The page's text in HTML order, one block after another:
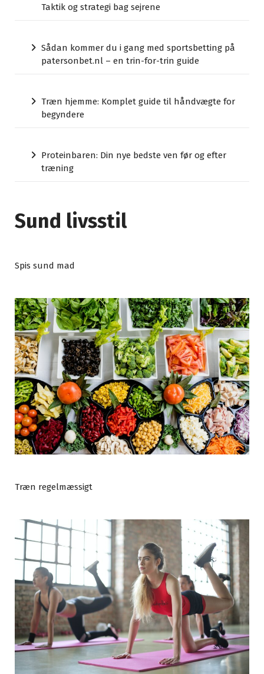
Taktik og strategi bag sejrene
Sådan kommer du i gang med sportsbetting på
patersonbet.nl – en trin-for-trin guide
Træn hjemme: Komplet guide til håndvægte for
begyndere
Proteinbaren: Din nye bedste ven før og efter
træning
Sund livsstil
Spis sund mad
Træn regelmæssigt